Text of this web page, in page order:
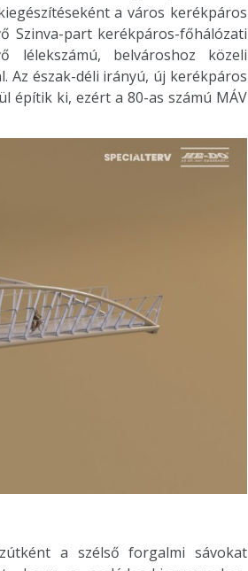
a város kerékpáros
Szinva-part kerékpáros-főhálózati
lélekszámú, belvároshoz közeli
Az észak-déli irányú, új kerékpáros
építik ki, ezért a 80-as számú MÁV
a szélső forgalmi sávokat